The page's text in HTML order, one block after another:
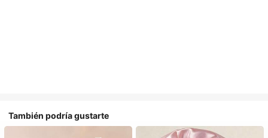
También podría gustarte